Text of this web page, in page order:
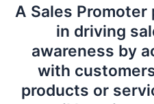
A Sales
in driving
awareness by
with
products or